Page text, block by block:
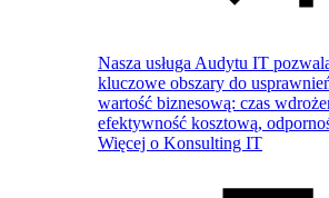
Nasza usługa Audytu IT
kluczowe obszary do
wartość biznesową: czas
efektywność kosztową,
Więcej o Konsulting IT